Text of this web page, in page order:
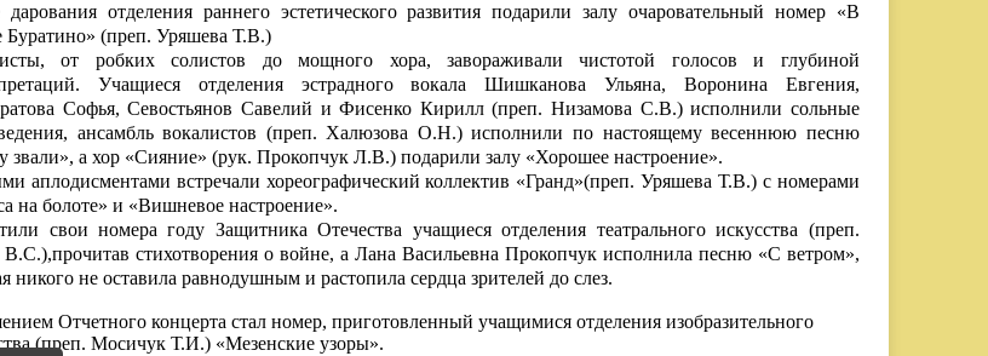
отделения раннего эстетического развития подарили залу очаровательный номер «В
Буратино» (преп. Уряшева Т.В.)
от робких солистов до мощного хора, завораживали чистотой голосов и глубиной
Учащиеся отделения эстрадного вокала Шишканова Ульяна, Воронина Евгения,
Софья, Севостьянов Савелий и Фисенко Кирилл (преп. Низамова С.В.) исполнили сольные
ансамбль вокалистов (преп. Халюзова О.Н.) исполнили по настоящему весеннюю песню
звали», а хор «Сияние» (рук. Прокопчук Л.В.) подарили залу «Хорошее настроение».
аплодисментами встречали хореографический коллектив «Гранд»(преп. Уряшева Т.В.) с номерами
на болоте» и «Вишневое настроение».
свои номера году Защитника Отечества учащиеся отделения театрального искусства (преп.
В.С.),прочитав стихотворения о войне, а Лана Васильевна Прокопчук исполнила песню «С ветром»,
никого не оставила равнодушным и растопила сердца зрителей до слез.
Отчетного концерта стал номер, приготовленный учащимися отделения изобразительного
(преп. Мосичук Т.И.) «Мезенские узоры».